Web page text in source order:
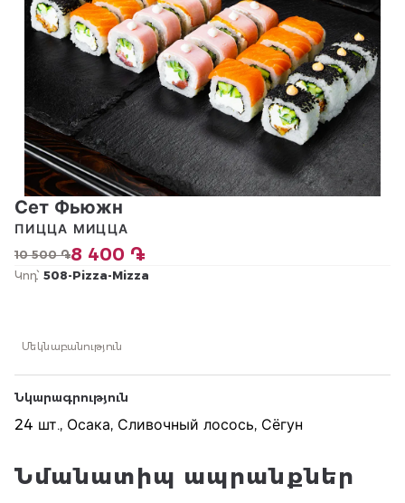
Сет Фьюжн
10 500 ֏8 400 ֏
ПИЦЦА МИЦЦА
Կոդ՝ 508-Pizza-Mizza
Մեկնաբանություն
Նկարագրություն
24 шт., Осака, Сливочный лосось, Сёгун
Նմանատիպ ապրանքներ